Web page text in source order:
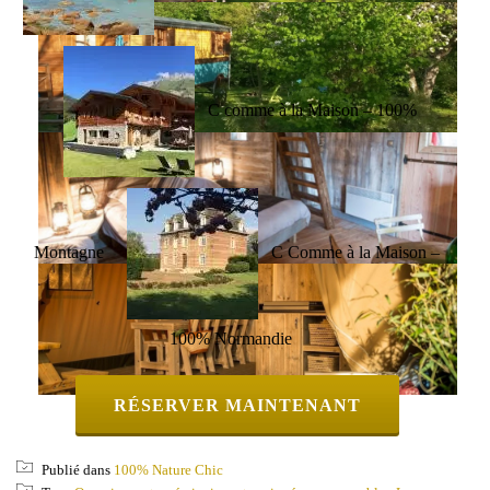
C comme à la Maison – 100%
Montagne C Comme à la Maison –
100% Normandie
RÉSERVER MAINTENANT
Publié dans 100% Nature Chic